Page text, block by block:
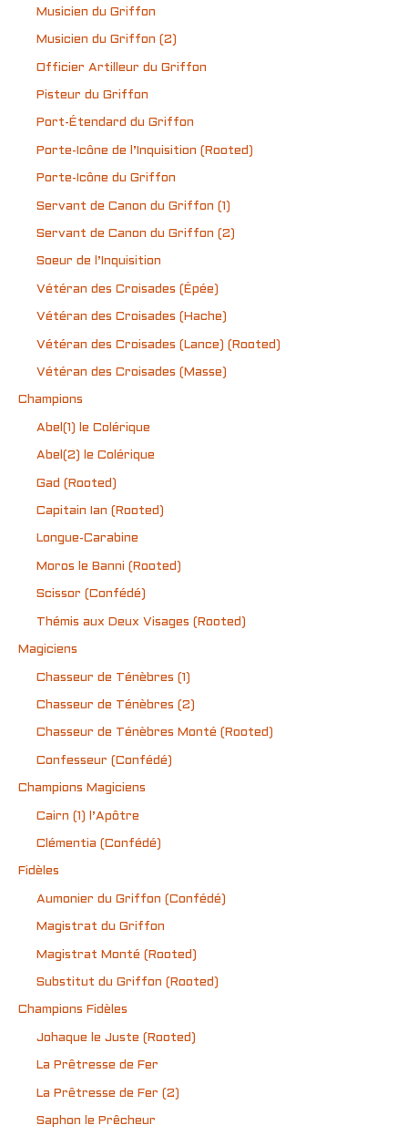
Musicien du Griffon
Musicien du Griffon (2)
Officier Artilleur du Griffon
Pisteur du Griffon
Port-Étendard du Griffon
Porte-Icône de l’Inquisition (Rooted)
Porte-Icône du Griffon
Servant de Canon du Griffon (1)
Servant de Canon du Griffon (2)
Soeur de l’Inquisition
Vétéran des Croisades (Épée)
Vétéran des Croisades (Hache)
Vétéran des Croisades (Lance) (Rooted)
Vétéran des Croisades (Masse)
Champions
Abel(1) le Colérique
Abel(2) le Colérique
Gad (Rooted)
Capitain Ian (Rooted)
Longue-Carabine
Moros le Banni (Rooted)
Scissor (Confédé)
Thémis aux Deux Visages (Rooted)
Magiciens
Chasseur de Ténèbres (1)
Chasseur de Ténèbres (2)
Chasseur de Ténèbres Monté (Rooted)
Confesseur (Confédé)
Champions Magiciens
Cairn (1) l’Apôtre
Clémentia (Confédé)
Fidèles
Aumonier du Griffon (Confédé)
Magistrat du Griffon
Magistrat Monté (Rooted)
Substitut du Griffon (Rooted)
Champions Fidèles
Johaque le Juste (Rooted)
La Prêtresse de Fer
La Prêtresse de Fer (2)
Saphon le Prêcheur